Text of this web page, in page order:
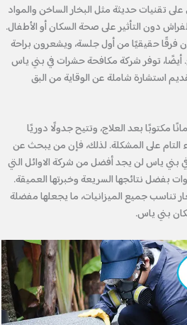
تقنيات حديثة مثل البخار الساخن والمواد
دون التأثير على صحة السكان أو الأطفال.
فرقًا حقيقيًا من أول جلسة، ويشعرون براحة
توفر شركة مكافحة حشرات في بني ياس
استشارة شاملة عن الوقاية من البق
مكتوبًا بعد العلاج، وتتيح جدولًا دوريًا
التام على المشكلة. لذلك، فإن من يبحث عن
ياس لن يجد أفضل من شركة الاوائل التي
بفضل نتائجها السريعة وخبرتها العميقة.
تناسب جميع الميزانيات، ما يجعلها مفضلة
بني ياس.